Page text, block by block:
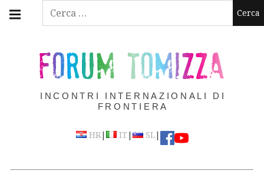
Ricerca
Skip
FORUM TOMIZZA
INCONTRI INTERNAZIONALI DI
FRONTIERA
HR| IT | SL|
navigation